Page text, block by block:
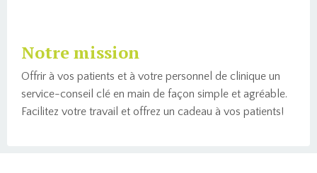
Notre mission
Offrir à vos patients et à votre personnel de clinique un
service-conseil clé en main de façon simple et agréable.
Facilitez votre travail et offrez un cadeau à vos patients!